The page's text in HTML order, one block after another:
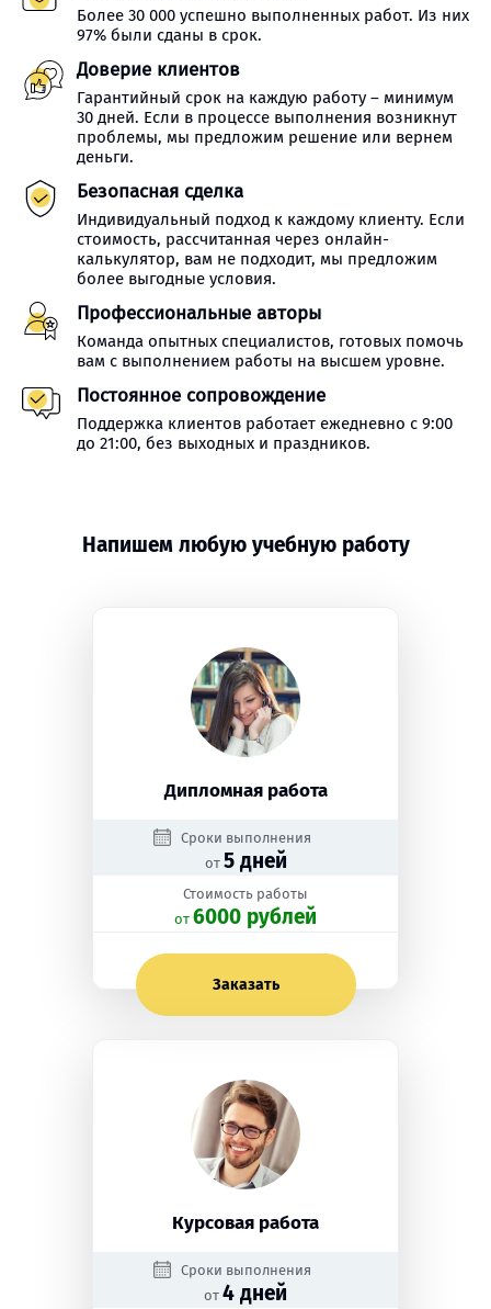
Более 30 000 успешно выполненных работ. Из них
97% были сданы в срок.
Доверие клиентов
Гарантийный срок на каждую работу – минимум
30 дней. Если в процессе выполнения возникнут
проблемы, мы предложим решение или вернем
деньги.
Безопасная сделка
Индивидуальный подход к каждому клиенту. Если
стоимость, рассчитанная через онлайн-
калькулятор, вам не подходит, мы предложим
более выгодные условия.
Профессиональные авторы
Команда опытных специалистов, готовых помочь
вам с выполнением работы на высшем уровне.
Постоянное сопровождение
Поддержка клиентов работает ежедневно с 9:00
до 21:00, без выходных и праздников.
Напишем любую учебную работу
Дипломная работа
Сроки выполнения
от 5 дней
Стоимость работы
oт 6000 рублей
Заказать
Курсовая работа
Сроки выполнения
от 4 дней